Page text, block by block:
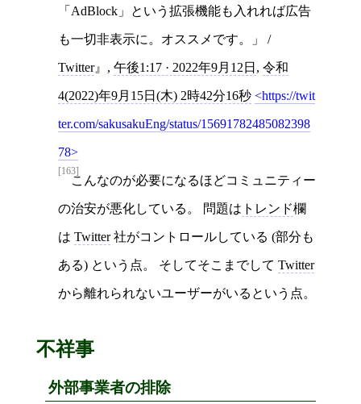
「AdBlock」という拡張機能も入れれば広告
も一切非表示に。オススメです。」 /
Twitter , 午後1:17 · 2022年9月12日 , 令和
4(2022)年9月15日(木) 2時42分16秒 https://twit
ter.com/sakusakuEng/status/15691782485082398
78
[163]
こんなのが必要になるほどコミュニティー
の治安が悪化している。 問題は トレンド欄
は Twitter社がコントロールしている (部分も
ある) という点。 そしてそこまでして Twitter
から離れられないユーザーがいるという点。
不祥事
外部事業者の排除